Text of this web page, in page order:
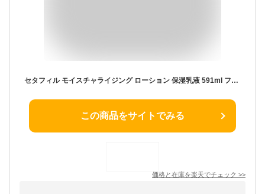
セタフィル モイスチャライジング ローション 保湿乳液 591ml フェイス＆ボディ 無香料 低刺激 乾燥肌 敏感肌 Cetaphil
この商品をサイトでみる
価格と在庫を楽天でチェック >>